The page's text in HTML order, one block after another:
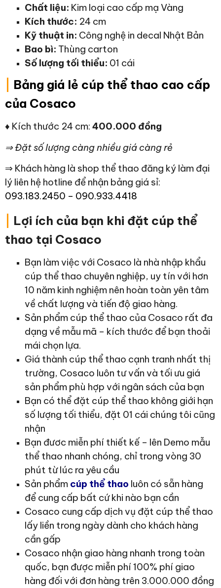
Chất liệu: Kim loại cao cấp mạ Vàng
Kích thước: 24 cm
Kỹ thuật in: Công nghệ in decal Nhật Bản
Bao bì: Thùng carton
Số lượng tối thiểu: 01 cái
Bảng giá lẻ cúp thể thao cao cấp
của Cosaco
♦ Kích thước 24 cm: 400.000 đồng
⇒ Đặt số lượng càng nhiều giá càng rẻ
⇒ Khách hàng là shop thể thao đăng ký làm đại
lý liên hệ hotline để nhận bảng giá sỉ:
093.183.2450 – 090.933.4418
Lợi ích của bạn khi đặt cúp thể
thao tại Cosaco
Bạn làm việc với Cosaco là nhà nhập khẩu
cúp thể thao chuyên nghiệp, uy tín với hơn
10 năm kinh nghiệm nên hoàn toàn yên tâm
về chất lượng và tiến độ giao hàng.
Sản phẩm cúp thể thao của Cosaco rất đa
dạng về mẫu mã – kích thước để bạn thoải
mái chọn lựa.
Giá thành cúp thể thao cạnh tranh nhất thị
trường, Cosaco luôn tư vấn và tối ưu giá
sản phẩm phù hợp với ngân sách của bạn
Bạn có thể đặt cúp thể thao không giới hạn
số lượng tối thiểu, đặt 01 cái chúng tôi cũng
nhận
Bạn đươc miễn phí thiết kế – lên Demo mẫu
thể thao nhanh chóng, chỉ trong vòng 30
phút từ lúc ra yêu cầu
Sản phẩm cúp thể thao luôn có sẵn hàng
để cung cấp bất cứ khi nào bạn cần
Cosaco cung cấp dịch vụ đặt cúp thể thao
lấy liền trong ngày dành cho khách hàng
cần gấp
Cosaco nhận giao hàng nhanh trong toàn
quốc, bạn được miễn phí 100% phí giao
hàng đối với đơn hàng trên 3.000.000 đồng